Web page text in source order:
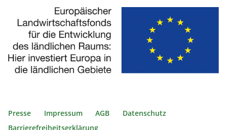
Presse Impressum AGB
Datenschutz
Barrierefreiheitserklärung